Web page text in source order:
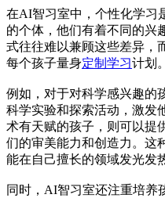
在AI智习室中，个性化学习
的个体，他们有着不同的兴
式往往难以兼顾这些差异，
每个孩子量身定制学习计划。
例如，对于对科学感兴趣的
科学实验和探索活动，激发
术有天赋的孩子，则可以提
们的审美能力和创造力。这
能在自己擅长的领域发光发
同时，AI智习室还注重培养